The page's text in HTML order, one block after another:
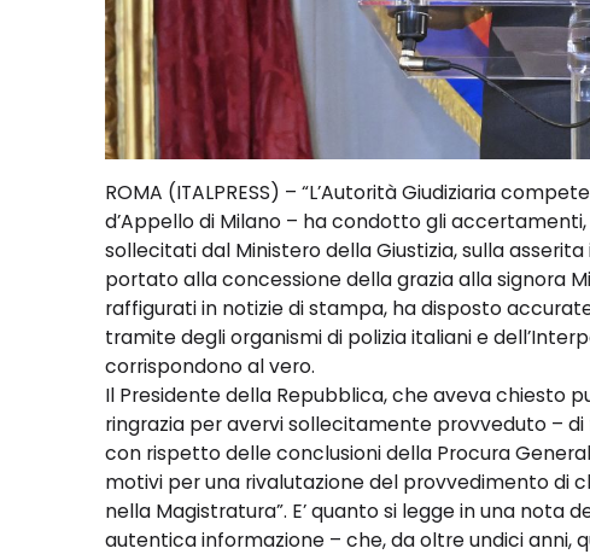
ROMA (ITALPRESS) – “L’Autorità Giudiziaria
d’Appello di Milano – ha condotto gli
sollecitati dal Ministero della Giustizia, sulla
portato alla concessione della grazia alla signora
raffigurati in notizie di stampa, ha disposto
tramite degli organismi di polizia italiani e
corrispondono al vero.
Il Presidente della Repubblica, che aveva chiesto
ringrazia per avervi sollecitamente provveduto –
con rispetto delle conclusioni della Procura
motivi per una rivalutazione del provvedimento di
nella Magistratura”. E’ quanto si legge in una nota
autentica informazione – che, da oltre undici anni,